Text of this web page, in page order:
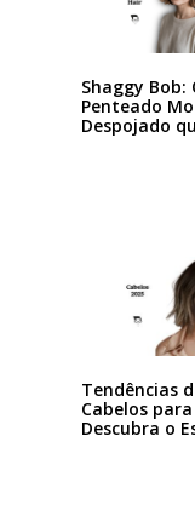
Shaggy Bob:
Penteado
Despojado
Tendências
Cabelos para
Descubra o